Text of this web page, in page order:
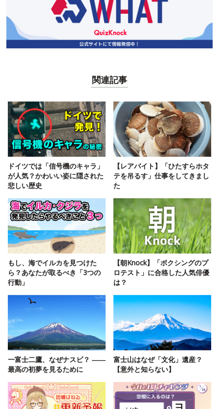
関連記事
ドイツでは「信号機のキャラ」
が人気？かわいい姿に隠された
悲しい歴史
【レアバイト】「ひたすらホタ
テを吊るす」仕事をしてきまし
た
もし、海でイルカを見つけた
ら？あなたが取るべき「3つの
行動」
【朝Knock】「ボクシングのプ
ロテスト」に合格した人気俳優
は？
一富士二鷹、なぜナスビ？ ――
最高の初夢を見るために
富士山はなぜ「文化」遺産？
【意外と知らない】